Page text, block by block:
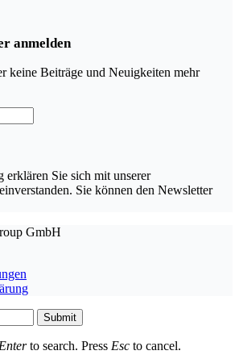
anmelden
keine Beiträge und Neuigkeiten mehr
Sie sich mit unserer
einverstanden. Sie können den Newsletter
GmbH
Submit
Enterto search. Press Esc to cancel.